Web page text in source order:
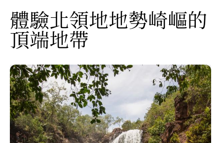
體驗北領地地勢崎嶇的
頂端地帶